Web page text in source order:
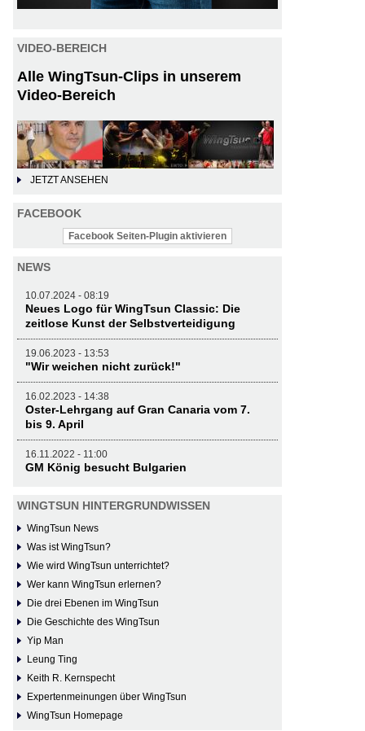
VIDEO-BEREICH
Alle WingTsun-Clips in unserem
Video-Bereich
JETZT ANSEHEN
FACEBOOK
Facebook Seiten-Plugin aktivieren
NEWS
10.07.2024 - 08:19
Neues Logo für WingTsun Classic: Die
zeitlose Kunst der Selbstverteidigung
19.06.2023 - 13:53
"Wir weichen nicht zurück!"
16.02.2023 - 14:38
Oster-Lehrgang auf Gran Canaria vom 7.
bis 9. April
16.11.2022 - 11:00
GM König besucht Bulgarien
WINGTSUN HINTERGRUNDWISSEN
WingTsun News
Was ist WingTsun?
Wie wird WingTsun unterrichtet?
Wer kann WingTsun erlernen?
Die drei Ebenen im WingTsun
Die Geschichte des WingTsun
Yip Man
Leung Ting
Keith R. Kernspecht
Expertenmeinungen über WingTsun
WingTsun Homepage